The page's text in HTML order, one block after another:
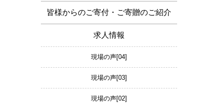
皆様からのご寄付・ご寄贈のご紹介
求人情報
現場の声[04]
現場の声[03]
現場の声[02]